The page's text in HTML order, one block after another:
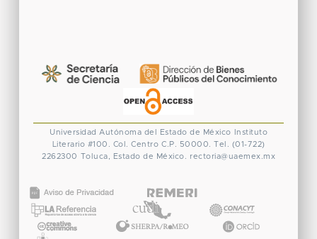
Universidad Autónoma del Estado de México
Instituto
Literario #100. Col. Centro C.P. 50000. Tel. (01-722)
2262300 Toluca, Estado de México. rectoria@uaemex.mx